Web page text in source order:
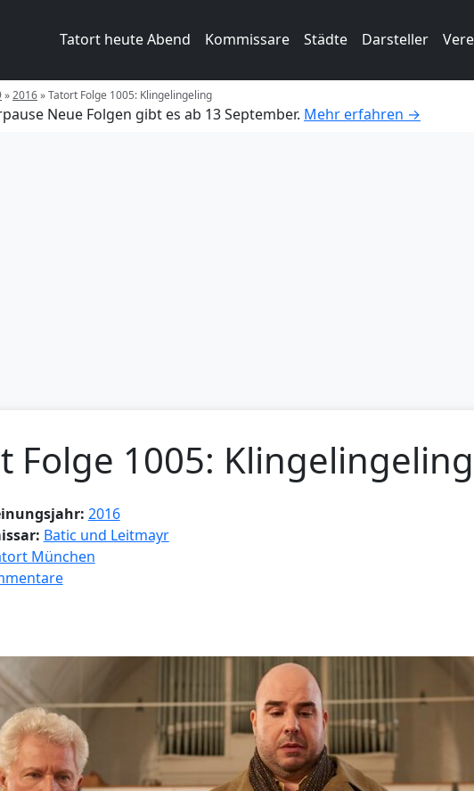
Tatort heute Abend Kommissare Städte Darsteller
»2016»Tatort Folge 1005: Klingelingeling
Neue Folgen gibt es ab 13 September. Mehr erfahren →
Folge 1005: Klingelingeling
2016
Batic und Leitmayr
München